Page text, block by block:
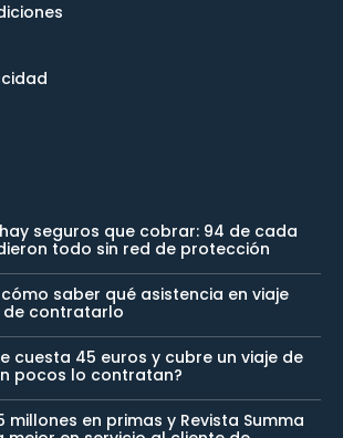
hay seguros que cobrar: 94 de cada
todo sin red de protección
saber qué asistencia en viaje
de contratarlo
cuesta 45 euros y cubre un viaje de
pocos lo contratan?
millones en primas y Revista Summa